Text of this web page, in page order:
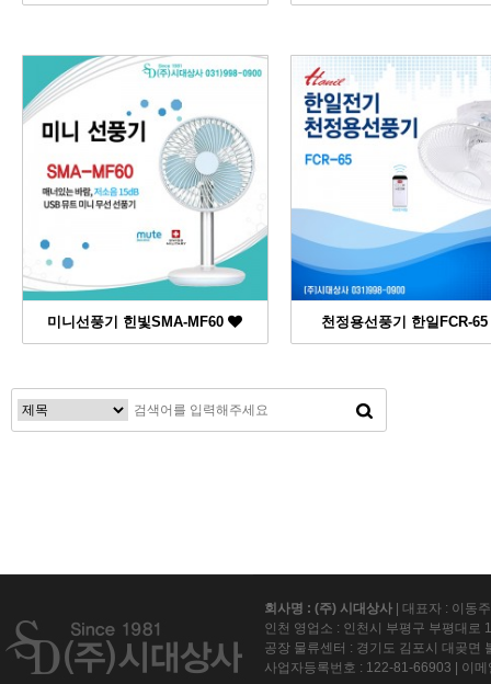
미니선풍기 힌빛SMA-MF60 천정용선풍기 한일FCR-65
회사명 : (주) 시대상사 | 대표자 : 이동
인천 영업소 : 인천시 부평구 부평대로
공장 물류센터 : 경기도 김포시 대곶면
사업자등록번호 : 122-81-66903 | 이